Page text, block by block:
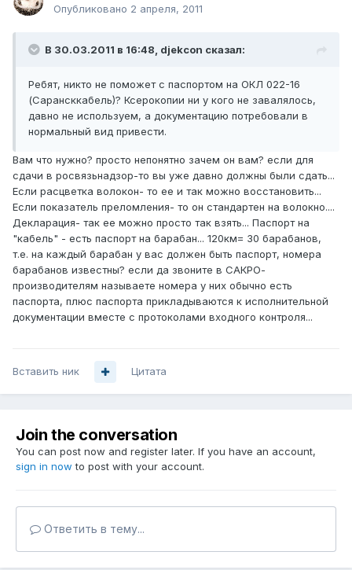
Опубликовано 2 апреля, 2011
В 30.03.2011 в 16:48, djekcon сказал:
Ребят, никто не поможет с паспортом на ОКЛ 022-16
(Сарансккабель)? Ксерокопии ни у кого не завалялось,
давно не используем, а документацию потребовали в
нормальный вид привести.
Вам что нужно? просто непонятно зачем он вам? если для
сдачи в росвязьнадзор-то вы уже давно должны были сдать...
Если расцветка волокон- то ее и так можно восстановить...
Если показатель преломления- то он стандартен на волокно....
Декларация- так ее можно просто так взять... Паспорт на
"кабель" - есть паспорт на барабан... 120км= 30 барабанов,
т.е. на каждый барабан у вас должен быть паспорт, номера
барабанов известны? если да звоните в САКРО-
производителям называете номера у них обычно есть
паспорта, плюс паспорта прикладываются к исполнительной
документации вместе с протоколами входного контроля...
Вставить ник Цитата
Join the conversation
You can post now and register later. If you have an account,
sign in now to post with your account.
Ответить в тему...